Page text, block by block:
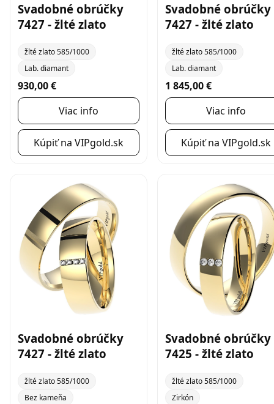
Svadobné obrúčky
7427 - žlté zlato
žlté zlato 585/1000
Lab. diamant
930,00 €
Viac info
Kúpiť na VIPgold.sk
Svadobné obrúčky
7427 - žlté zlato
žlté zlato 585/1000
Lab. diamant
1 845,00 €
Viac info
Kúpiť na VIPgold.sk
Svadobné obrúčky
7427 - žlté zlato
žlté zlato 585/1000
Bez kameňa
Svadobné obrúčky
7425 - žlté zlato
žlté zlato 585/1000
Zirkón